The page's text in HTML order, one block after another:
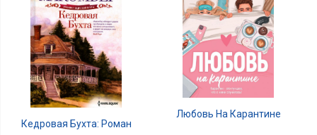
Кедровая Бухта: Роман
Любовь На Карантине